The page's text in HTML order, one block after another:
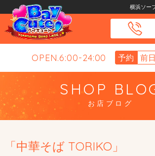
横浜ソー
OPEN.6:00-24:00 予約 前
SHOP
お店ブログ
「中華そば TORIKO」